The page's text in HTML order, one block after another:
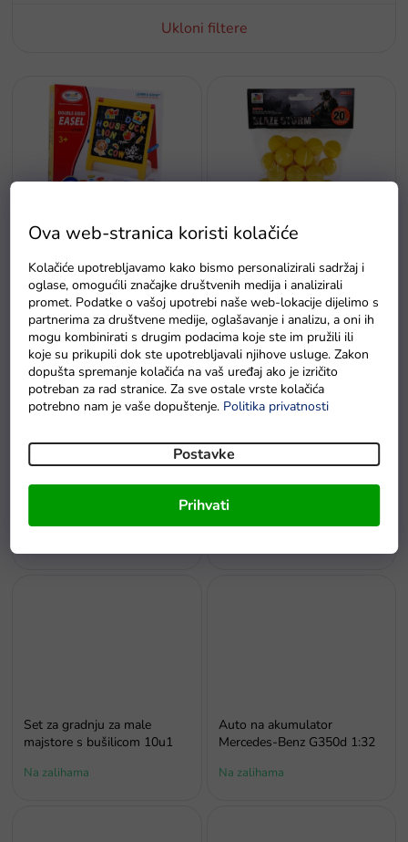
Ova web-stranica koristi kolačiće
Kolačiće upotrebljavamo kako bismo personalizirali sadržaj i
oglase, omogućili značajke društvenih medija i analizirali
promet. Podatke o vašoj upotrebi naše web-lokacije dijelimo s
partnerima za društvene medije, oglašavanje i analizu, a oni ih
mogu kombinirati s drugim podacima koje ste im pružili ili
koje su prikupili dok ste upotrebljavali njihove usluge. Zakon
dopušta spremanje kolačića na vaš uređaj ako je izričito
potreban za rad stranice. Za sve ostale vrste kolačića
potrebno nam je vaše dopuštenje. Politika privatnosti
Postavke
Prihvati
Ukloni filtere
p
Dječja obostrana ploča s
magnetima
Na zalihama
komada
Na zalihi - dostava do
6 dana.
Set šminke za decu
Na zalihi - dostava do
Set za gradnju za male
majstore s bušilicom 10u1
Na zalihama
Auto na akumulator
Mercedes-Benz G350d 1:32
Na zalihama